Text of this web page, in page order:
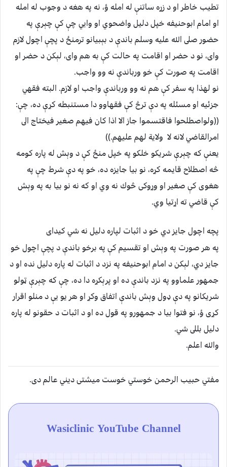
تطيب خاطر او د زړه ساتنې له امله ؤ، نه په هغه د وجوب له امله
او امام ابوحنيفه خپل دليل واضحوي او وايي چې كې چېرې په
حضور صلى الله عليه وسلم باندې د بېبيانو ترمنځ د پچې اچول لازم
واى، نو د حضر او اقامت په حالت كې به هم واى، لېكن د حضر او
اقامت په صورت كې خو ورباندې نه وو واجب.
نو لهذا په سفر كې هم نه وو ورباندې واجب او لازم. البته فقهي
جزئيه او مسئله په دې ترڅ كې فقهاوو دا مستنبطه كړې ده، چې:
((ولواصطلحوا فاقتسموا جاز الا اذا كان فيهم صغير فيختاج الى
امرالقاضي لانه لا ولاية لهم عليهم.))
يعنې كه چېرې شريكو خلكو په خپل منځ كې د وېش له پاره كومه
څه اصطلاح قايمه كړه، نو بيا جايزه ده، خو په دې شرط چې په
هغوى كې صغير او وړوكى څوك نه وي او كه نه نو بيا به په وېش
كې قاضي ته اړتيا وي.
پچه اچول جايز دي خو د اثبات لپاره دليل نه شي كيداى
په هر صورت په وېش او تقسيم كې په برخو باندې د پچې اچول خو
جايز دي، لېكن د امام ابوحنيفه په نزد د اثبات له پاره دليل نده او د
جمهور علماوو په نزد باندې ده او پرېكړه دا ده، چې كه چېرې ټولو
شريكانو په دې ډول وېش باندې اتفاق وكړ او هر يو يې د منلو اقرار
كړى ؤ، نو فتوا بيا د جمهورو په قول ده او د اثبات د حقونو له پاره
دليل بللى شي.
والله اعلم.
مفتي حبيب الرحمن خوستي خوست ميشتى ديني عالم دى.
Wasiclinic YouTube Channel